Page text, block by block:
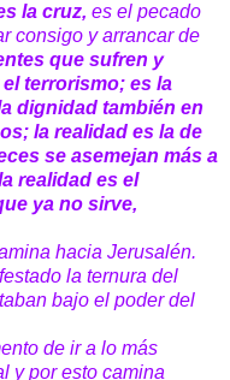
la cruz, es el pecado
consigo y arrancar de
que sufren y
el terrorismo; es la
dignidad también en
la realidad es la de
se asemejan más a
realidad es el
ya no sirve,
hacia Jerusalén.
la ternura del
bajo el poder del
de ir a lo más
y por esto camina